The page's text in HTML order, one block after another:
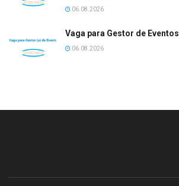
06.08.2026
Vaga para Gestor de Eventos
06.08.2026